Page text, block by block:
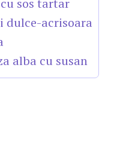
sos tartar
dulce-acrisoara
alba cu susan